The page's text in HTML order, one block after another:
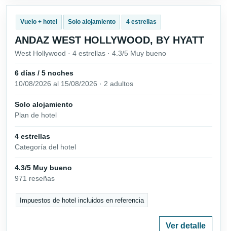
Vuelo + hotel Solo alojamiento 4 estrellas
ANDAZ WEST HOLLYWOOD, BY HYATT
West Hollywood · 4 estrellas · 4.3/5 Muy bueno
6 días / 5 noches
10/08/2026 al 15/08/2026 · 2 adultos
Solo alojamiento
Plan de hotel
4 estrellas
Categoría del hotel
4.3/5 Muy bueno
971 reseñas
Impuestos de hotel incluidos en referencia
Ver detalle